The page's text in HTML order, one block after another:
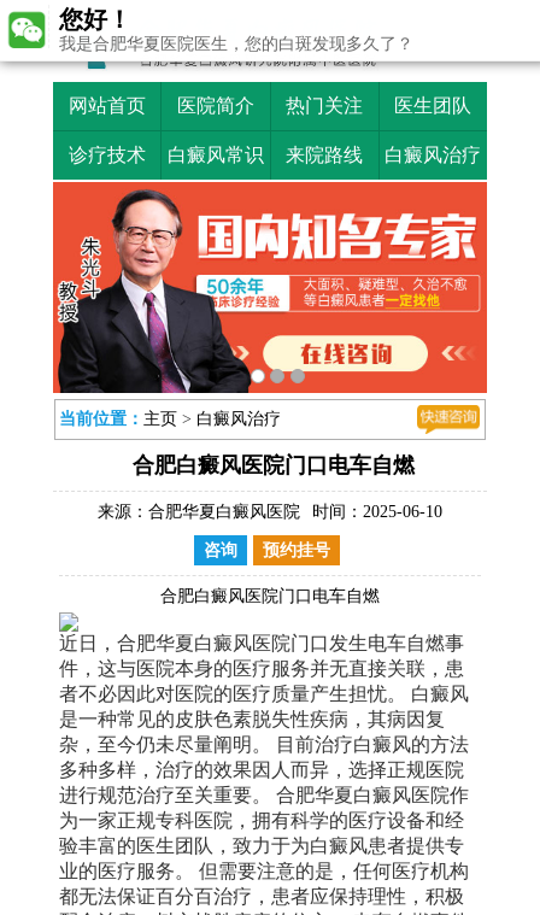
网站首页 医院简介 热门关注 医生团队
诊疗技术 白癜风常识 来院路线 白癜风治疗
当前位置： 主页 > 白癜风治疗
合肥白癜风医院门口电车自燃
来源： 合肥华夏白癜风医院 时间：2025-06-10
咨询 预约挂号
合肥白癜风医院门口电车自燃
近日，合肥华夏白癜风医院门口发生电车自燃事
件，这与医院本身的医疗服务并无直接关联，患
者不必因此对医院的医疗质量产生担忧。 白癜风
是一种常见的皮肤色素脱失性疾病，其病因复
杂，至今仍未尽量阐明。 目前治疗白癜风的方法
多种多样，治疗的效果因人而异，选择正规医院
进行规范治疗至关重要。 合肥华夏白癜风医院作
为一家正规专科医院，拥有科学的医疗设备和经
验丰富的医生团队，致力于为白癜风患者提供专
业的医疗服务。 但需要注意的是，任何医疗机构
都无法保证百分百治疗，患者应保持理性，积极
您好！
我是合肥华夏医院医生，您的白斑发现多久了？